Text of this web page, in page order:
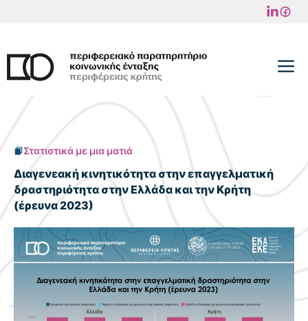
περιεχόμενο
Στατιστικά με μια ματιά
Διαγενεακή κινητικότητα στην επαγγελματική
δραστηριότητα στην Ελλάδα και την Κρήτη
(έρευνα 2023)